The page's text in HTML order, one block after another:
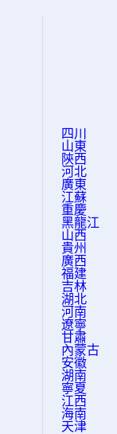
四川
山東
陝西
河北
廣東
江蘇
重慶
黑龍江
山西
貴州
廣西
福建
吉林
湖北
河南
遼寧
甘肅
內蒙古
安徽
湖南
寧夏
江西
海南
天津